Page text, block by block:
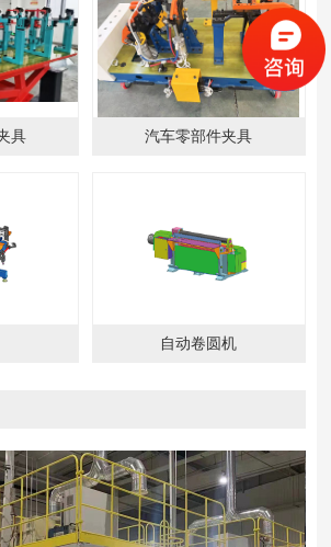
具 汽车零部件夹具
自动卷圆机